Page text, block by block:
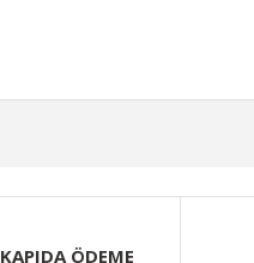
KAPIDA ÖDEME